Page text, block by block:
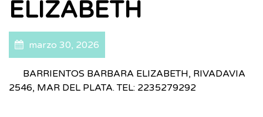
ELIZABETH
marzo 30, 2026
BARRIENTOS BARBARA ELIZABETH, RIVADAVIA
2546, MAR DEL PLATA. TEL: 2235279292